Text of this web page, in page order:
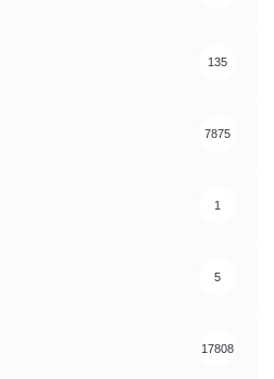
135
7875
1
5
17808